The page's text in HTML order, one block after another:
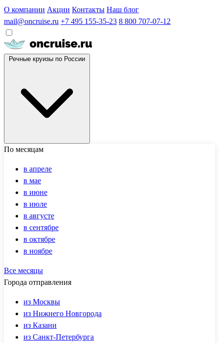
О компании Акции Контакты Наш блог
mail@oncruise.ru +7 495 155-35-23 8 800 707-07-12
По месяцам
в апреле
в мае
в июне
в июле
в августе
в сентябре
в октябре
в ноябре
Все месяцы
Города отправления
из Москвы
из Нижнего Новгорода
из Казани
из Санкт-Петербурга